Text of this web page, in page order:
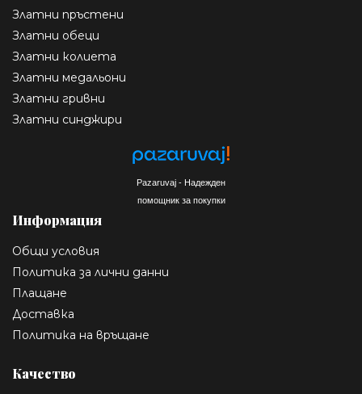
Златни пръстени
Златни обеци
Златни колиета
Златни медальони
Златни гривни
Златни синджири
Pazaruvaj - Надежден
помощник за покупки
Информация
Общи условия
Политика за лични данни
Плащане
Доставка
Политика на връщане
Качество